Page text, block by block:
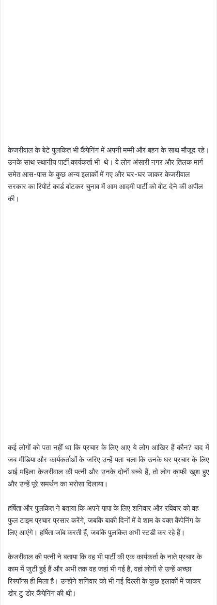
केजरीवाल के बेटे पुलकित भी कैंपेनिंग में अपनी मम्मी और बहन के साथ मौजूद रहे।
उनके साथ स्थानीय पार्टी कार्यकर्ता भी थे। वे लोग अंसारी नगर और तिलक मार्ग
समेत आस-पास के कुछ अन्य इलाकों में गए और घर-घर जाकर केजरीवाल
सरकार का रिपोर्ट कार्ड बांटकर चुनाव में आम आदमी पार्टी को वोट देने की अपील
की।
कई लोगों को पता नहीं था कि प्रचार के लिए आए ये लोग आखिर हैं कौन? बाद में
जब मीडिया और कार्यकर्ताओं के जरिए उन्हें पता चला कि उनके घर प्रचार के लिए
आई महिला केजरीवाल की पत्नी और उनके दोनों बच्चे हैं, तो लोग काफी खुश हुए
और उन्हें पूरे समर्थन का भरोसा दिलाया।
हर्षिता और पुलकित ने बताया कि अपने पापा के लिए शनिवार और रविवार को वह
फुल टाइम प्रचार प्रसार करेंगे, जबकि बाकी दिनों में वे शाम के वक्त कैंपेनिंग के
लिए आएंगे। हर्षिता जॉब करती हैं, जबकि पुलकित अभी स्टडी कर रहे हैं।
केजरीवाल की पत्नी ने बताया कि वह भी पार्टी की एक कार्यकर्ता के नाते प्रचार के
काम में जुटी हुई हैं और अभी तक वह जहां भी गई है, वहां लोगों से उन्हें अच्छा
रिस्पॉन्स ही मिला है। उन्होंने शनिवार को भी नई दिल्ली के कुछ इलाकों में जाकर
डोर टु डोर कैंपेनिंग की थी।